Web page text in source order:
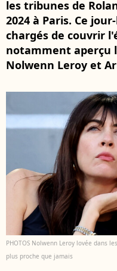
les tribunes de
2024 à Paris. Ce
chargés de couvrir
notamment aperçu
Nolwenn Leroy et
PHOTOS Nolwenn Leroy lovée dans
plus proche que jamais